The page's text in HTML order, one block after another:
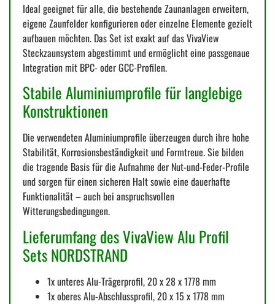
Ideal geeignet für alle, die bestehende Zaunanlagen erweitern,
eigene Zaunfelder konfigurieren oder einzelne Elemente gezielt
aufbauen möchten. Das Set ist exakt auf das VivaView
Steckzaunsystem abgestimmt und ermöglicht eine passgenaue
Integration mit BPC- oder GCC-Profilen.
Stabile Aluminiumprofile für langlebige
Konstruktionen
Die verwendeten Aluminiumprofile überzeugen durch ihre hohe
Stabilität, Korrosionsbeständigkeit und Formtreue. Sie bilden
die tragende Basis für die Aufnahme der Nut-und-Feder-Profile
und sorgen für einen sicheren Halt sowie eine dauerhafte
Funktionalität – auch bei anspruchsvollen
Witterungsbedingungen.
Lieferumfang des VivaView Alu Profil
Sets NORDSTRAND
1x unteres Alu-Trägerprofil, 20 x 28 x 1778 mm
1x oberes Alu-Abschlussprofil, 20 x 15 x 1778 mm